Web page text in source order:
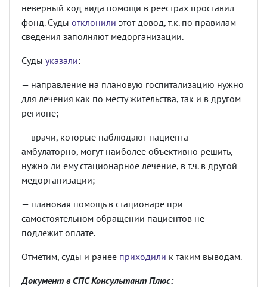
неверный код вида помощи в реестрах проставил
фонд. Суды отклонили этот довод, т.к. по правилам
сведения заполняют медорганизации.
Суды указали:
— направление на плановую госпитализацию нужно
для лечения как по месту жительства, так и в другом
регионе;
— врачи, которые наблюдают пациента
амбулаторно, могут наиболее объективно решить,
нужно ли ему стационарное лечение, в т.ч. в другой
медорганизации;
— плановая помощь в стационаре при
самостоятельном обращении пациентов не
подлежит оплате.
Отметим, суды и ранее приходили к таким выводам.
Документ в СПС Консультант Плюс: